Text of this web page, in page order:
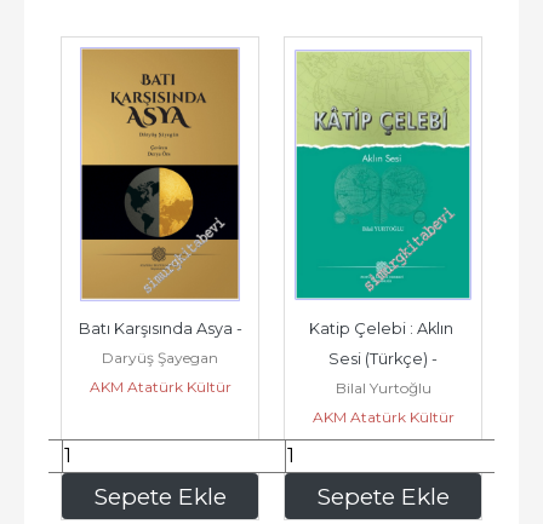
Sepete Ekle
Batı Karşısında Asya -
Daryüş Şayegan
AKM Atatürk Kültür
247,50 Sepete Ekle
Katip Çelebi : Aklın
Sesi (Türkçe) -
Bilal Yurtoğlu
AKM Atatürk Kültür
Merkezi Yayınları
485,10